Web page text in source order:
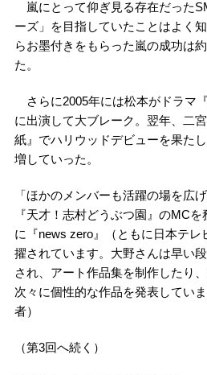
嵐にとって仰ぎ見る存在だった
ーズ」を目指していたことはよく
らお墨付きをもらった嵐の成功は
た。
さらに2005年には松本がドラマ
に出演して大ブレーク。翌年、二
紙』でハリウッドデビューを果た
増していった。
「ほかのメンバーも活躍の場を広
『天才！志村どうぶつ園』のMC
に『news zero』（ともに日本テレ
擢されています。大野さんは早い
され、アート作品集を制作したり
次々に個性的な作品を発表してい
者）
（第3回へ続く）